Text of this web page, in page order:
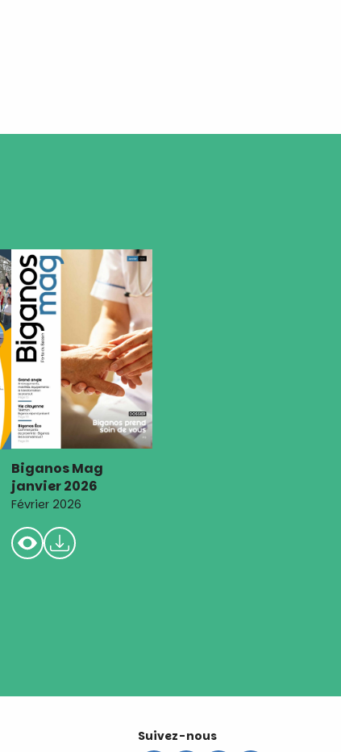
Biganos Mag
janvier 2026
Février 2026
Suivez-nous